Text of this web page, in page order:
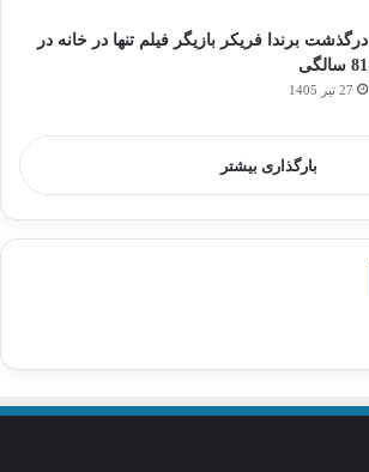
درگذشت برندا فریکر بازیگر فیلم تنها در خانه در
81 سالگی
27 تیر 1405
بارگذاری بیشتر